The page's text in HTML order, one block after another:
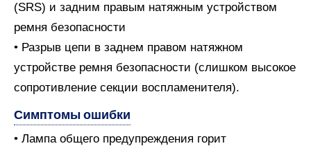
(SRS) и задним правым натяжным устройством
ремня безопасности
• Разрыв цепи в заднем правом натяжном
устройстве ремня безопасности (слишком высокое
сопротивление секции воспламенителя).
Симптомы ошибки
• Лампа общего предупреждения горит